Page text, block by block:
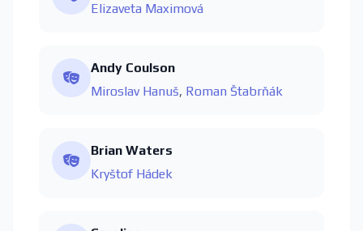
Elizaveta Maximová
Andy Coulson
Miroslav Hanuš, Roman Štabrňák
Brian Waters
Kryštof Hádek